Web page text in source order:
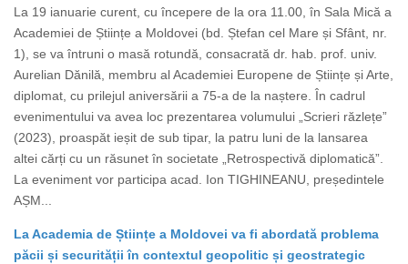
La 19 ianuarie curent, cu începere de la ora 11.00, în Sala Mică a
Academiei de Științe a Moldovei (bd. Ștefan cel Mare și Sfânt, nr.
1), se va întruni o masă rotundă, consacrată dr. hab. prof. univ.
Aurelian Dănilă, membru al Academiei Europene de Științe și Arte,
diplomat, cu prilejul aniversării a 75-a de la naștere. În cadrul
evenimentului va avea loc prezentarea volumului „Scrieri răzlețe”
(2023), proaspăt ieșit de sub tipar, la patru luni de la lansarea
altei cărți cu un răsunet în societate „Retrospectivă diplomatică”.
La eveniment vor participa acad. Ion TIGHINEANU, președintele
AȘM...
La Academia de Științe a Moldovei va fi abordată problema
păcii și securității în contextul geopolitic și geostrategic